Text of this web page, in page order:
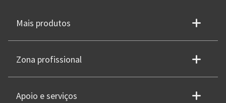
Mais produtos
Zona profissional
Apoio e serviços